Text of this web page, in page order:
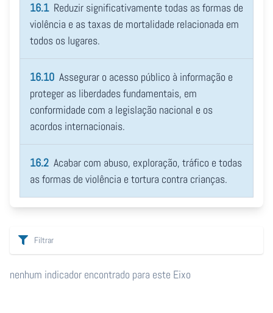
16.1 Reduzir significativamente todas as formas de
violência e as taxas de mortalidade relacionada em
todos os lugares.
16.10 Assegurar o acesso público à informação e
proteger as liberdades fundamentais, em
conformidade com a legislação nacional e os
acordos internacionais.
16.2 Acabar com abuso, exploração, tráfico e todas
as formas de violência e tortura contra crianças.
nenhum indicador encontrado para este Eixo